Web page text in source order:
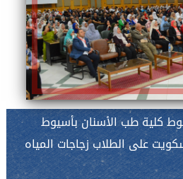
كلية طب الأسنان بأسيوط
على الطلاب زجاجات المياه